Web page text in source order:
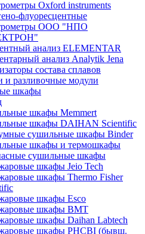
Oxford instruments
флуоресцентные
ООО "НПО
анализ ELEMENTAR
анализ Analytik Jena
состава сплавов
и разливочные модули
шкафы
шкафы Memmert
шкафы DAIHAN Scientific
сушильные шкафы Binder
шкафы и термошкафы
сушильные шкафы
шкафы Jeio Tech
шкафы Thermo Fisher
шкафы Esco
шкафы BMT
шкафы Daihan Labtech
шкафы PHCBI (бывш.